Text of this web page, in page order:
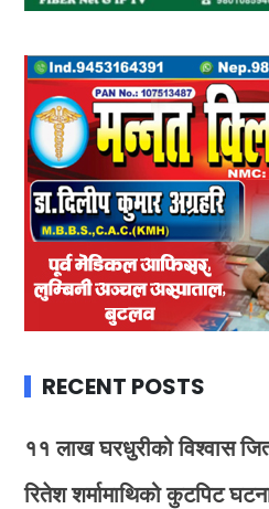
RECENT POSTS
११ लाख घरधुरीको विश्वास
रितेश शर्मामाथिको कुटपिट